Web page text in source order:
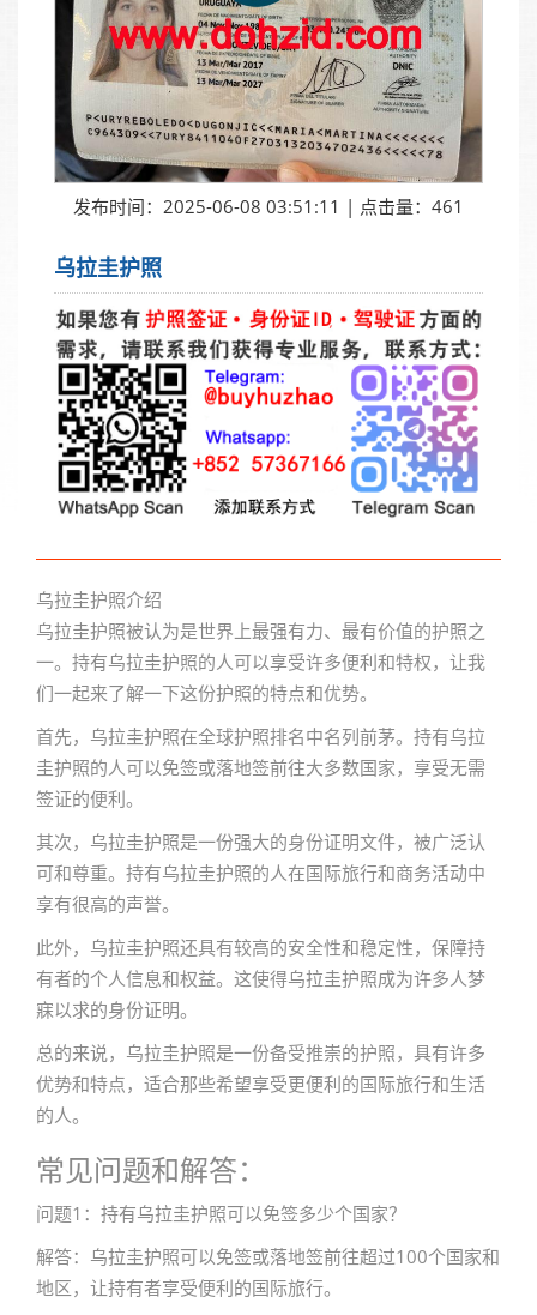
发布时间：2025-06-08 03:51:11 | 点击量：461
乌拉圭护照
乌拉圭护照介绍
乌拉圭护照被认为是世界上最强有力、最有价值的护照之
一。持有乌拉圭护照的人可以享受许多便利和特权，让我
们一起来了解一下这份护照的特点和优势。
首先，乌拉圭护照在全球护照排名中名列前茅。持有乌拉
圭护照的人可以免签或落地签前往大多数国家，享受无需
签证的便利。
其次，乌拉圭护照是一份强大的身份证明文件，被广泛认
可和尊重。持有乌拉圭护照的人在国际旅行和商务活动中
享有很高的声誉。
此外，乌拉圭护照还具有较高的安全性和稳定性，保障持
有者的个人信息和权益。这使得乌拉圭护照成为许多人梦
寐以求的身份证明。
总的来说，乌拉圭护照是一份备受推崇的护照，具有许多
优势和特点，适合那些希望享受更便利的国际旅行和生活
的人。
常见问题和解答：
问题1：持有乌拉圭护照可以免签多少个国家？
解答：乌拉圭护照可以免签或落地签前往超过100个国家和
地区，让持有者享受便利的国际旅行。